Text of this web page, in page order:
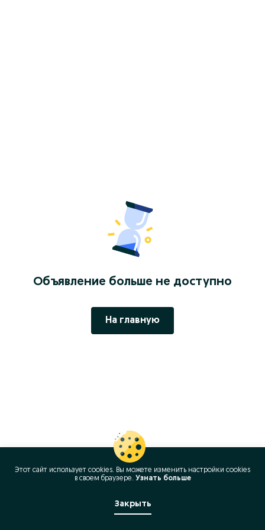
Объявление больше не доступно
На главную
Этот сайт использует cookies. Вы можете изменить настройки cookies
в своeм браузере. Узнать больше
Закрыть